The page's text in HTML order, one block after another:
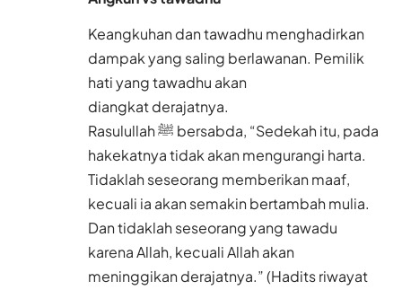
Keangkuhan dan tawadhu menghadirkan
dampak yang saling berlawanan. Pemilik
hati yang tawadhu akan
diangkat derajatnya.
Rasulullah ﷺ bersabda, “Sedekah itu, pada
hakekatnya tidak akan mengurangi harta.
Tidaklah seseorang memberikan maaf,
kecuali ia akan semakin bertambah mulia.
Dan tidaklah seseorang yang tawadu
karena Allah, kecuali Allah akan
meninggikan derajatnya.” (Hadits riwayat